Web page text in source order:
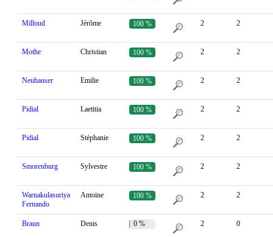
Milloud Jérôme 100 % 2 2
Mothe Christian 100 % 2 2
Neuhauser Emilie 100 % 2 2
Pidial Laetitia 100 % 2 2
Pidial Stéphanie 100 % 2 2
Smorenburg Sylvestre 100 % 2 2
Warnakulasuriya
Fernando
Antoine 100 % 2 2
Braun Denis 0 % 2 0